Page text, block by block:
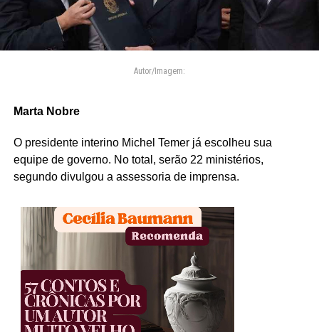
Autor/Imagem:
Marta Nobre
O presidente interino Michel Temer já escolheu sua
equipe de governo. No total, serão 22 ministérios,
segundo divulgou a assessoria de imprensa.